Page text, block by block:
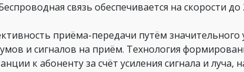
связь обеспечивается на скорости
приёма-передачи путём
и сигналов на приём. Технология
к абоненту за счёт усиления сигнала и луча,